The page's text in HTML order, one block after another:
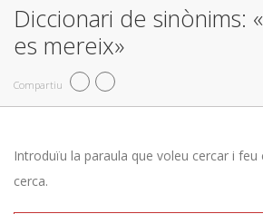
Diccionari de sinònims:
es mereix»
Compartiu
Introduïu la paraula que voleu cercar i feu
cerca.